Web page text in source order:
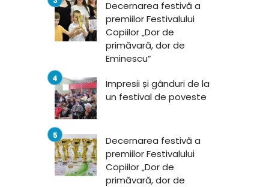
Decernarea festivă a
premiilor Festivalului
Copiilor „Dor de
primăvară, dor de
Eminescu”
Impresii și gânduri de la
un festival de poveste
Decernarea festivă a
premiilor Festivalului
Copiilor „Dor de
primăvară, dor de